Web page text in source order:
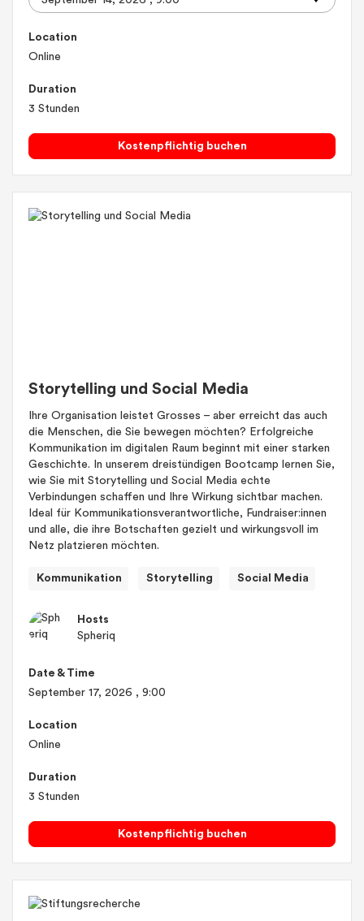
Location
Online
Duration
3 Stunden
Kostenpflichtig buchen
Storytelling und Social Media
Ihre Organisation leistet Grosses – aber erreicht das auch
die Menschen, die Sie bewegen möchten? Erfolgreiche
Kommunikation im digitalen Raum beginnt mit einer starken
Geschichte. In unserem dreistündigen Bootcamp lernen Sie,
wie Sie mit Storytelling und Social Media echte
Verbindungen schaffen und Ihre Wirkung sichtbar machen.
Ideal für Kommunikationsverantwortliche, Fundraiser:innen
und alle, die ihre Botschaften gezielt und wirkungsvoll im
Netz platzieren möchten.
Kommunikation Storytelling Social Media
Hosts
Spheriq
Date & Time
September 17, 2026 , 9:00
Location
Online
Duration
3 Stunden
Kostenpflichtig buchen